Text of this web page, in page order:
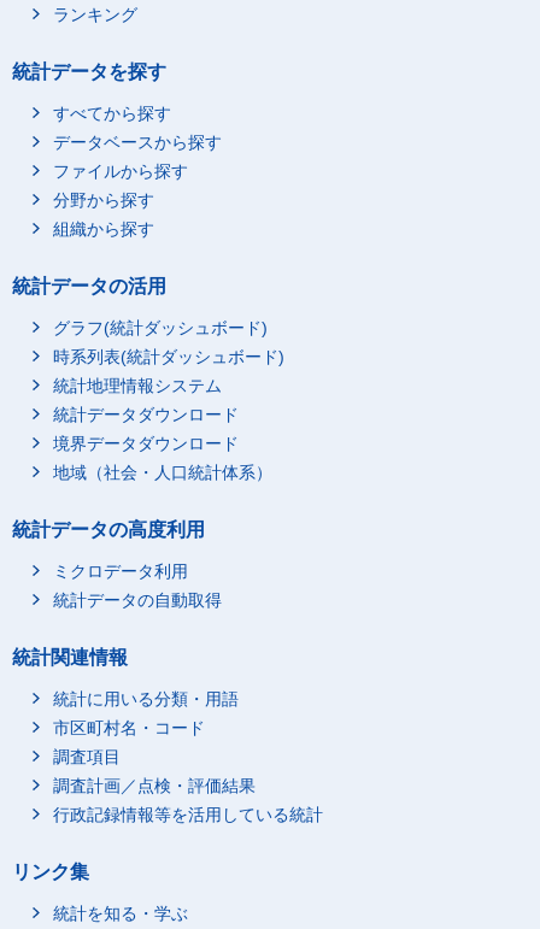
ランキング
統計データを探す
すべてから探す
データベースから探す
ファイルから探す
分野から探す
組織から探す
統計データの活用
グラフ(統計ダッシュボード)
時系列表(統計ダッシュボード)
統計地理情報システム
統計データダウンロード
境界データダウンロード
地域（社会・人口統計体系）
統計データの高度利用
ミクロデータ利用
統計データの自動取得
統計関連情報
統計に用いる分類・用語
市区町村名・コード
調査項目
調査計画／点検・評価結果
行政記録情報等を活用している統計
リンク集
統計を知る・学ぶ